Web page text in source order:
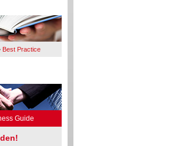
Best Practice
Guide